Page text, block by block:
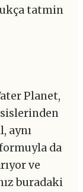
tatmin
Planet,
aynı
da
ve
buradaki